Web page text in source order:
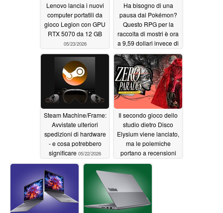
Lenovo lancia i nuovi
computer portatili da
gioco Legion con GPU
RTX 5070 da 12 GB
05/23/2026
Ha bisogno di una
pausa dai Pokémon?
Questo RPG per la
raccolta di mostri è ora
a 9,59 dollari invece di
60 dollari su Steam
05/22/2026
Steam Machine/Frame:
Avvistate ulteriori
spedizioni di hardware
- e cosa potrebbero
significare 05/22/2026
Il secondo gioco dello
studio dietro Disco
Elysium viene lanciato,
ma le polemiche
portano a recensioni
negative su Steam